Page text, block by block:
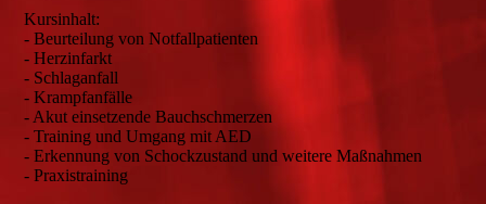
Kursinhalt:
- Beurteilung von Notfallpatienten
- Herzinfarkt
- Schlaganfall
- Krampfanfälle
- Akut einsetzende Bauchschmerzen
- Training und Umgang mit AED
- Erkennung von Schockzustand und weitere Maßnahmen
- Praxistraining